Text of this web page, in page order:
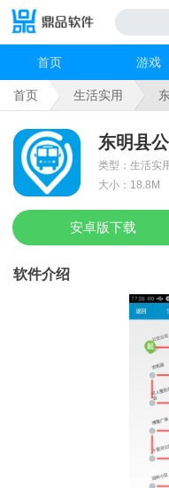
首页 游戏
首页 生活实用
东明县
类型：生活实
大小：18.8M
安卓版下载
软件介绍